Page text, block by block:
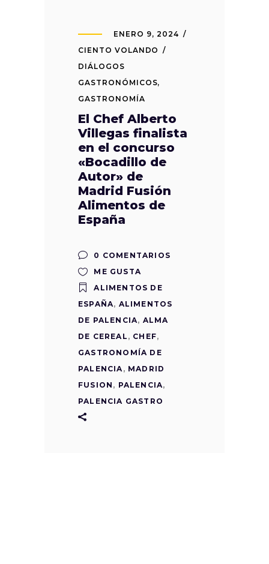
ENERO 9, 2024
CIENTO VOLANDO
DIÁLOGOS
GASTRONÓMICOS,
GASTRONOMÍA
El Chef Alberto
Villegas finalista
en el concurso
«Bocadillo de
Autor» de
Madrid Fusión
Alimentos de
España
0 COMENTARIOS
ME GUSTA
ALIMENTOS DE
ESPAÑA, ALIMENTOS
DE PALENCIA, ALMA
DE CEREAL , CHEF,
GASTRONOMÍA DE
PALENCIA , MADRID
FUSION , PALENCIA,
PALENCIA GASTRO